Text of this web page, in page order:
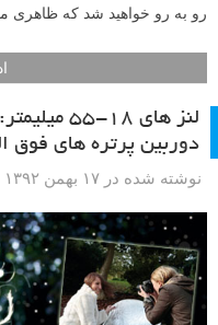
رو به رو خواهید شد که ظاهری
لنز های
دوربین پرتره های فوق
نوشته شده در ۱۷ بهمن ۱۳۹۲